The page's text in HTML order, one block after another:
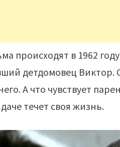
происходят в 1962
детдомовец Виктор.
А что чувствует
течет своя жизнь.